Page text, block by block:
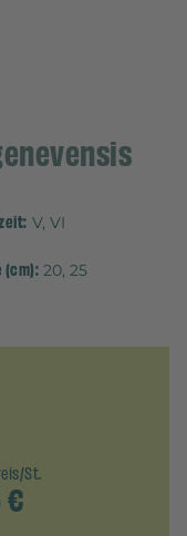
V, VI
(cm): 20, 25
St.
€